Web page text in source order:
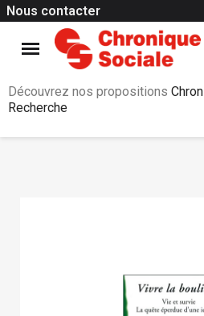
Nous contacter
Découvrez nos propositions
Recherche